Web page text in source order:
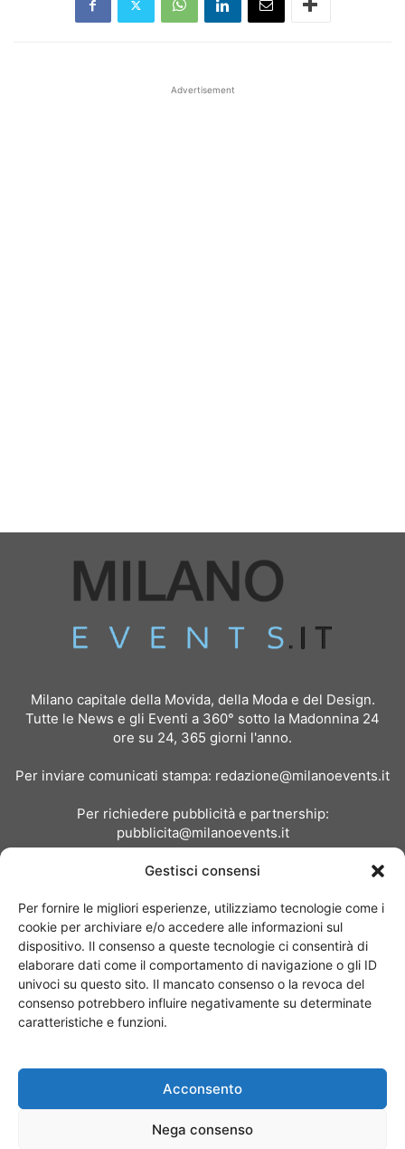
Gestisci consensi
Per fornire le migliori esperienze, utilizziamo tecnologie come i
cookie per archiviare e/o accedere alle informazioni sul
dispositivo. Il consenso a queste tecnologie ci consentirà di
elaborare dati come il comportamento di navigazione o gli ID
univoci su questo sito. Il mancato consenso o la revoca del
consenso potrebbero influire negativamente su determinate
caratteristiche e funzioni.
Acconsento
Nega consenso
Advertisement
Milano capitale della Movida, della Moda e del Design.
Tutte le News e gli Eventi a 360° sotto la Madonnina 24
ore su 24, 365 giorni l'anno.
Per inviare comunicati stampa: redazione@milanoevents.it
Per richiedere pubblicità e partnership:
pubblicita@milanoevents.it
Chi siamo I Nostri Clienti
© Copyright 2017 - MilanoEvents.it© managed by